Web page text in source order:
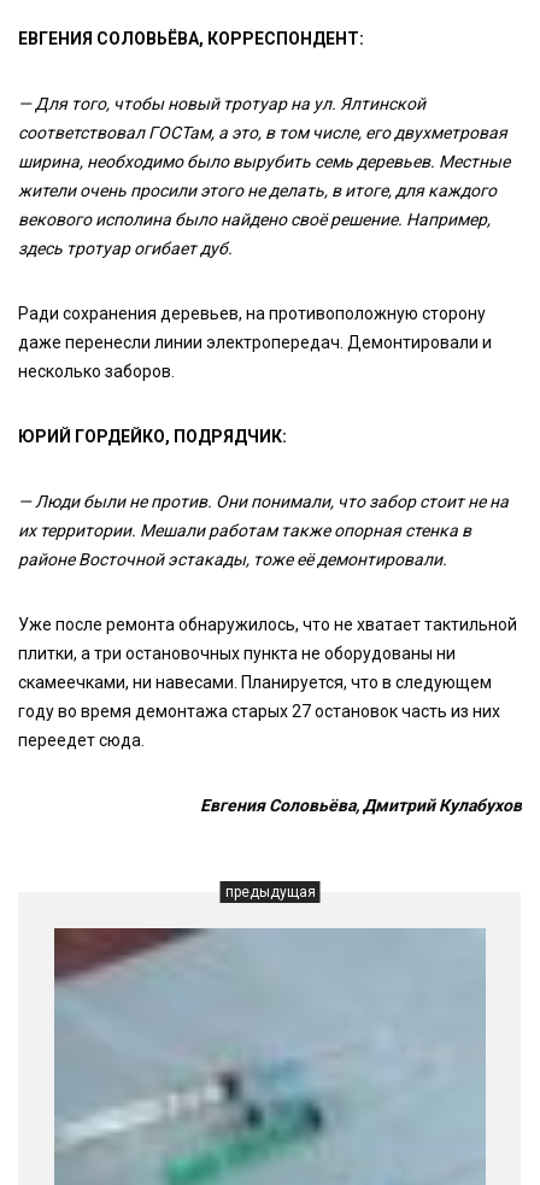
ЕВГЕНИЯ СОЛОВЬЁВА, КОРРЕСПОНДЕНТ:
— Для того, чтобы новый тротуар на ул. Ялтинской
соответствовал ГОСТам, а это, в том числе, его двухметровая
ширина, необходимо было вырубить семь деревьев. Местные
жители очень просили этого не делать, в итоге, для каждого
векового исполина было найдено своё решение. Например,
здесь тротуар огибает дуб.
Ради сохранения деревьев, на противоположную сторону
даже перенесли линии электропередач. Демонтировали и
несколько заборов.
ЮРИЙ ГОРДЕЙКО, ПОДРЯДЧИК:
— Люди были не против. Они понимали, что забор стоит не на
их территории. Мешали работам также опорная стенка в
районе Восточной эстакады, тоже её демонтировали.
Уже после ремонта обнаружилось, что не хватает тактильной
плитки, а три остановочных пункта не оборудованы ни
скамеечками, ни навесами. Планируется, что в следующем
году во время демонтажа старых 27 остановок часть из них
переедет сюда.
Евгения Соловьёва, Дмитрий Кулабухов
предыдущая